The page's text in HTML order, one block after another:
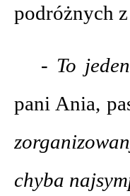
podróżnych
- To
pani Ania,
chyba